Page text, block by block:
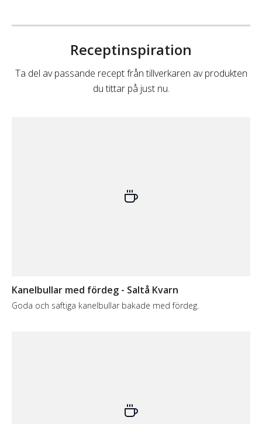
Receptinspiration
Ta del av passande recept från tillverkaren av produkten
du tittar på just nu.
Kanelbullar med fördeg - Saltå Kvarn
Goda och saftiga kanelbullar bakade med fördeg.